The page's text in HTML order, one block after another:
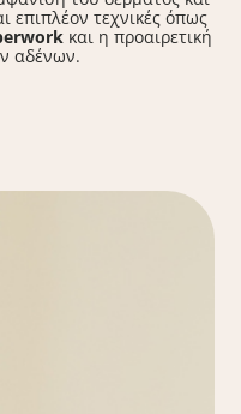
επιπλέον τεχνικές όπως
και η προαιρετική
αδένων.